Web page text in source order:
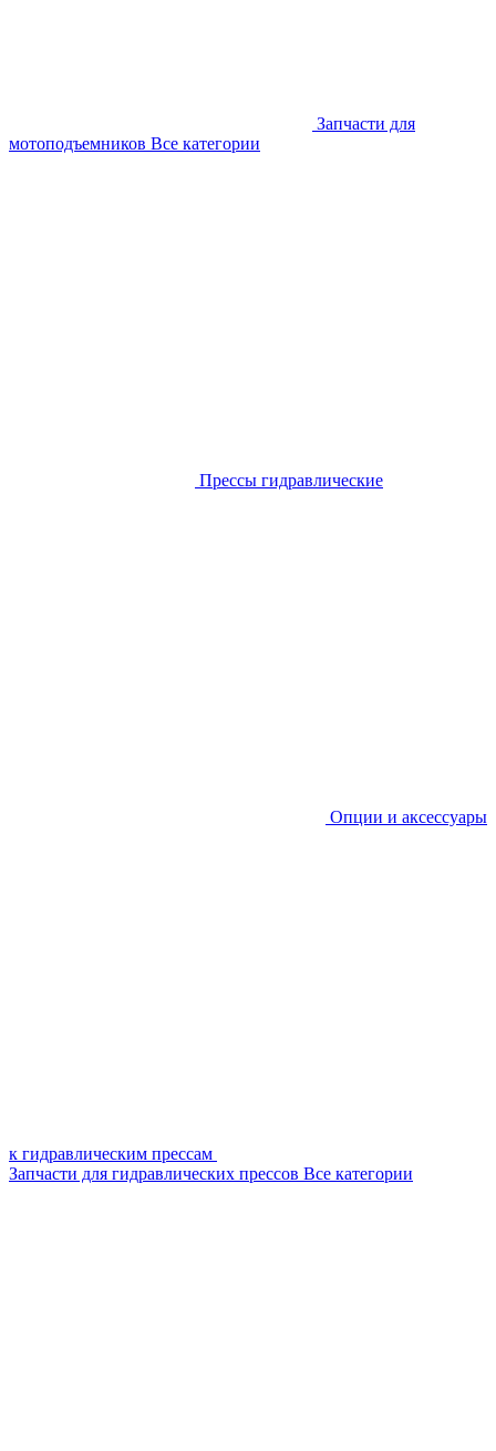
Запчасти для
мотоподъемников Все категории
Прессы гидравлические
Опции и аксессуары
к гидравлическим прессам
Запчасти для гидравлических прессов Все категории